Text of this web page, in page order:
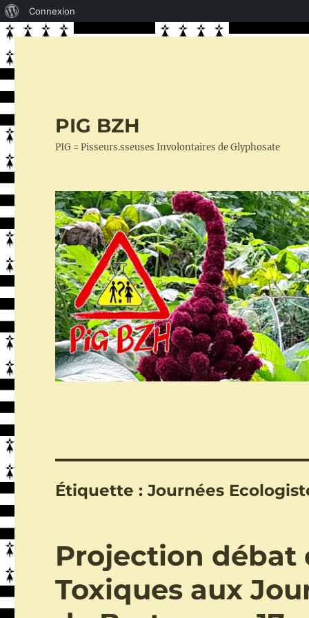
propos
Connexion
PIG BZH
PIG = Pisseurs.sseuses Involontaires de Glyphosate
Étiquette :Journées
Projection débat
Toxiques aux